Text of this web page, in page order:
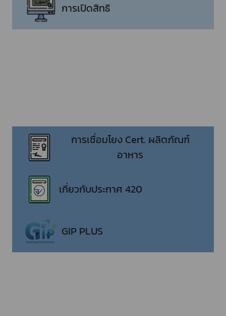
การเปิดสิทธิ
การเชื่อมโยง Cert. ผลิตภัณฑ์
อาหาร
เกี่ยวกับประกาศ 420
GIP PLUS